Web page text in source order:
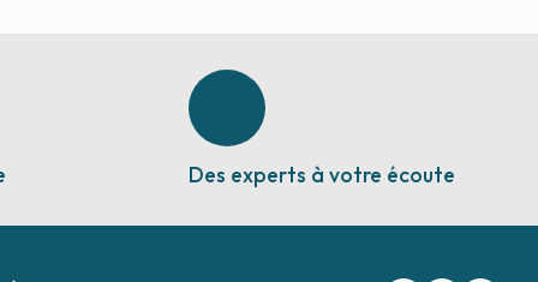
Des experts à votre écoute